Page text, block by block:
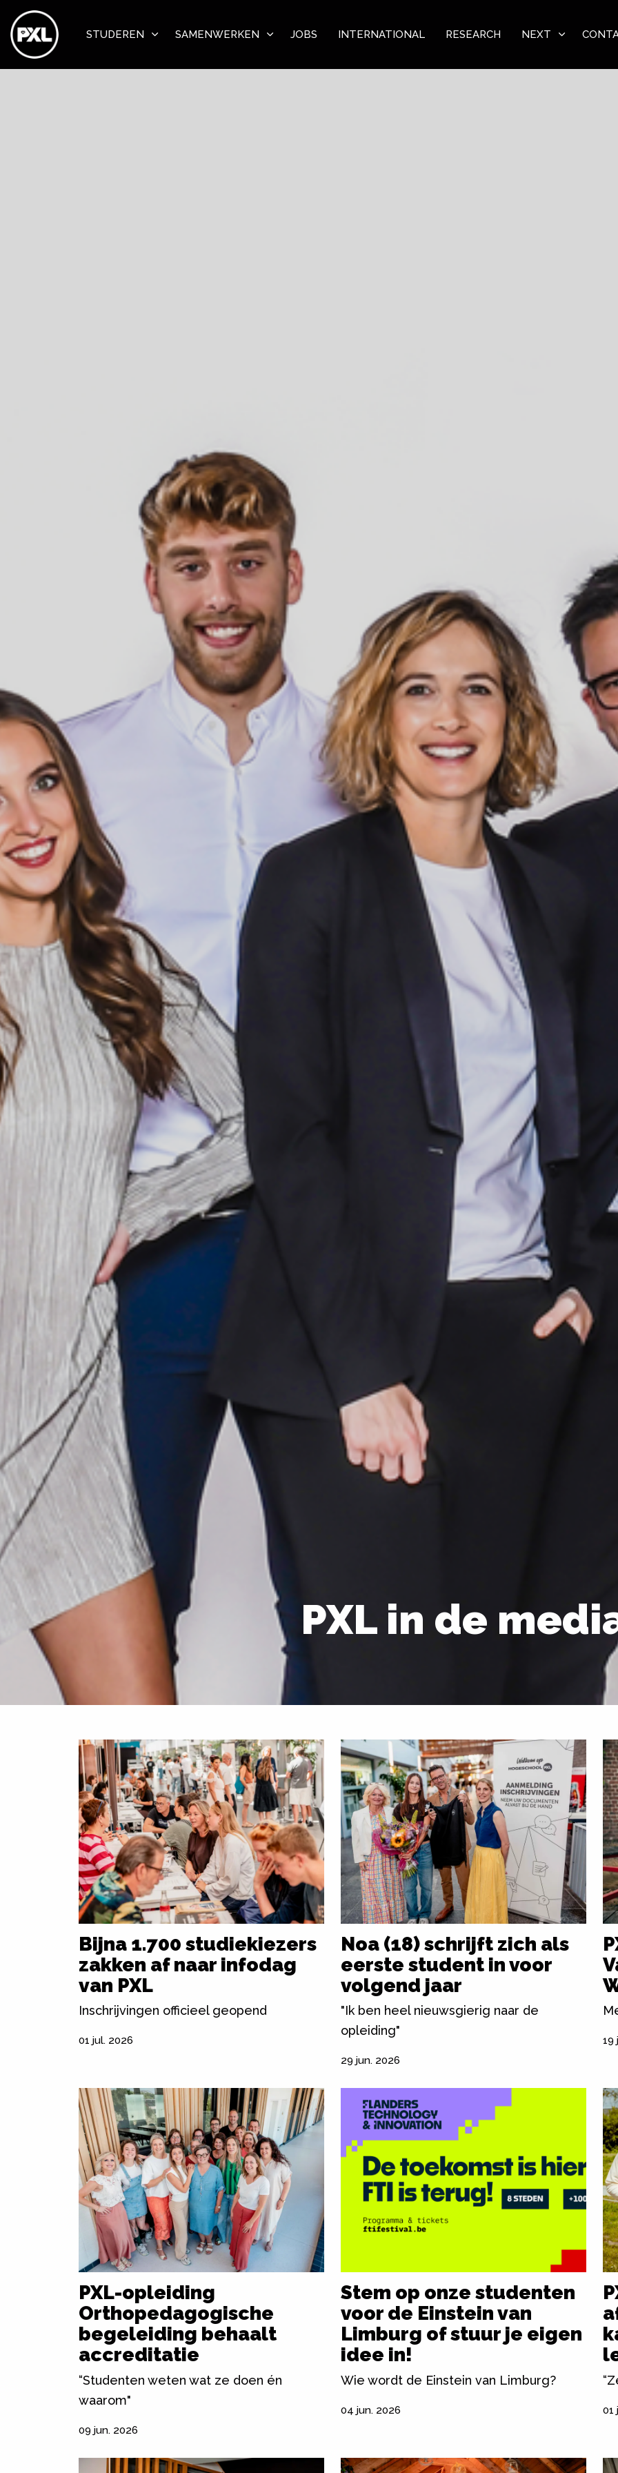
STUDEREN SAMENWERKEN JOBS INTERNATIONAL RESEARCH NEXT
PXL in de
Bijna 1.700 studiekiezers
zakken af naar infodag
van PXL
Inschrijvingen officieel geopend
01 jul. 2026
Noa (18) schrijft zich als
eerste student in voor
volgend jaar
"Ik ben heel nieuwsgierig naar de
opleiding"
29 jun. 2026
19
PXL-opleiding
Orthopedagogische
begeleiding behaalt
accreditatie
“Studenten weten wat ze doen én
waarom"
09 jun. 2026
Stem op onze studenten
voor de Einstein van
Limburg of stuur je eigen
idee in!
Wie wordt de Einstein van Limburg?
04 jun. 2026 01